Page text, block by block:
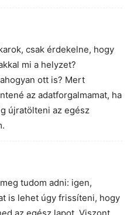
csak érdekelne, hogy
mi a helyzet?
ott is? Mert
az adatforgalmamat, ha
újratölteni az egész
tudom adni: igen,
is lehet úgy frissíteni, hogy